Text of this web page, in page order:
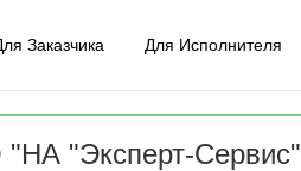
Заказчика Для Исполнителя
"Эксперт-Сервис"